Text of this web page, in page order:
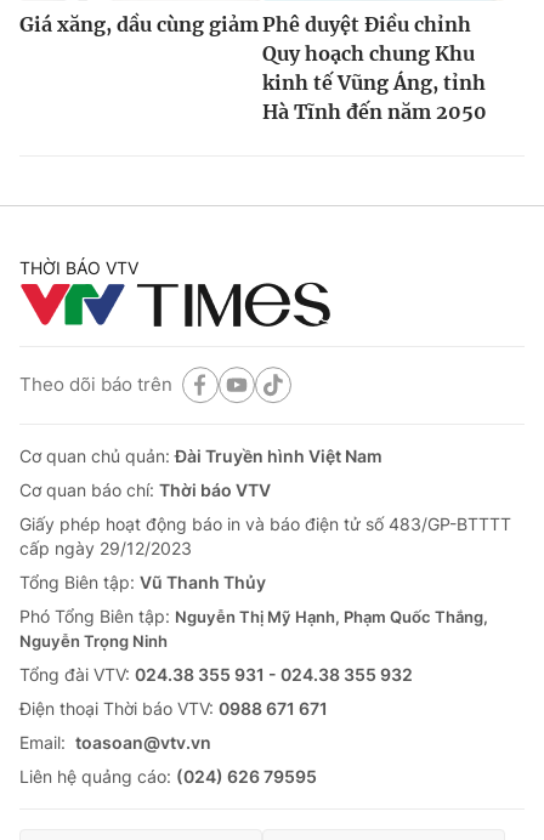
Giá xăng, dầu cùng giảm Phê duyệt Điều chỉnh
Quy hoạch chung Khu
kinh tế Vũng Áng, tỉnh
Hà Tĩnh đến năm 2050
THỜI BÁO VTV
Theo dõi báo trên
Cơ quan chủ quản:Đài Truyền hình Việt Nam
Cơ quan báo chí: Thời báo VTV
Giấy phép hoạt động báo in và báo điện tử số 483/GP-BTTTT
cấp ngày 29/12/2023
Tổng Biên tập: Vũ Thanh Thủy
Phó Tổng Biên tập: Nguyễn Thị Mỹ Hạnh, Phạm Quốc Thắng,
Nguyễn Trọng Ninh
Tổng đài VTV: 024.38 355 931 - 024.38 355 932
Ðiện thoại Thời báo VTV: 0988 671 671
Email: toasoan@vtv.vn
Liên hệ quảng cáo: (024) 626 79595